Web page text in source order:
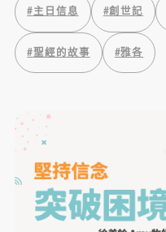
#主日信息 #創世記
#聖經的故事 #雅各